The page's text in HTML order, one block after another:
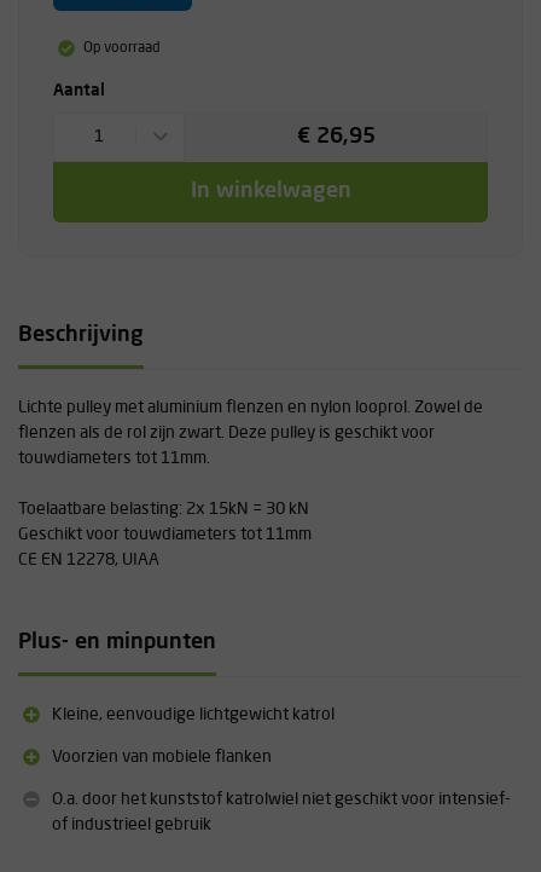
Op voorraad
Aantal
1 € 26,95
In winkelwagen
Beschrijving
Lichte pulley met aluminium flenzen en nylon looprol. Zowel de
flenzen als de rol zijn zwart. Deze pulley is geschikt voor
touwdiameters tot 11mm.
Toelaatbare belasting: 2x 15kN = 30 kN
Geschikt voor touwdiameters tot 11mm
CE EN 12278, UIAA
Plus- en minpunten
Kleine, eenvoudige lichtgewicht katrol
Voorzien van mobiele flanken
O.a. door het kunststof katrolwiel niet geschikt voor intensief-
of industrieel gebruik